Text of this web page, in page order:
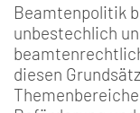
Beamtenpolitik
unbestechlich
diesen